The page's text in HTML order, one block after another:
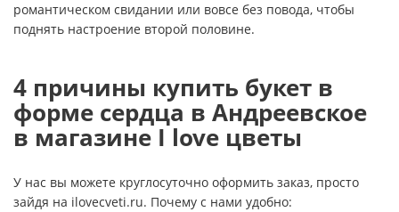
романтическом свидании или вовсе без повода, чтобы
поднять настроение второй половине.
4 причины купить букет в
форме сердца в Андреевское
в магазине I love цветы
У нас вы можете круглосуточно оформить заказ, просто
зайдя на ilovecveti.ru. Почему с нами удобно: